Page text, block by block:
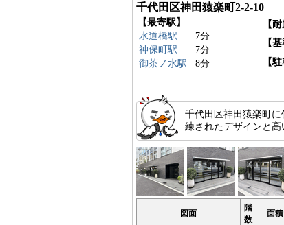
千代田区神田猿楽町2-2-10
【最寄駅】
水道橋駅
7分
神保町駅
7分
御茶ノ水駅
8分
【耐
【
【
千代田区神田猿楽町
練されたデザインと
図面
階
数
面積